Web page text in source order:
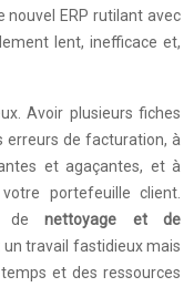
ERP rutilant avec
lent, inefficace et,
Avoir plusieurs fiches
erreurs de facturation, à
et agaçantes, et à
portefeuille client.
denettoyage et de
un travail fastidieux mais
et des ressources